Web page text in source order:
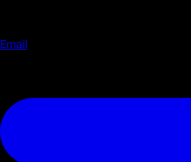
Email